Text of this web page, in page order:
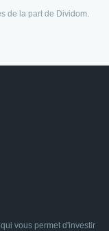
de la part de Dividom.
vous permet d'investir